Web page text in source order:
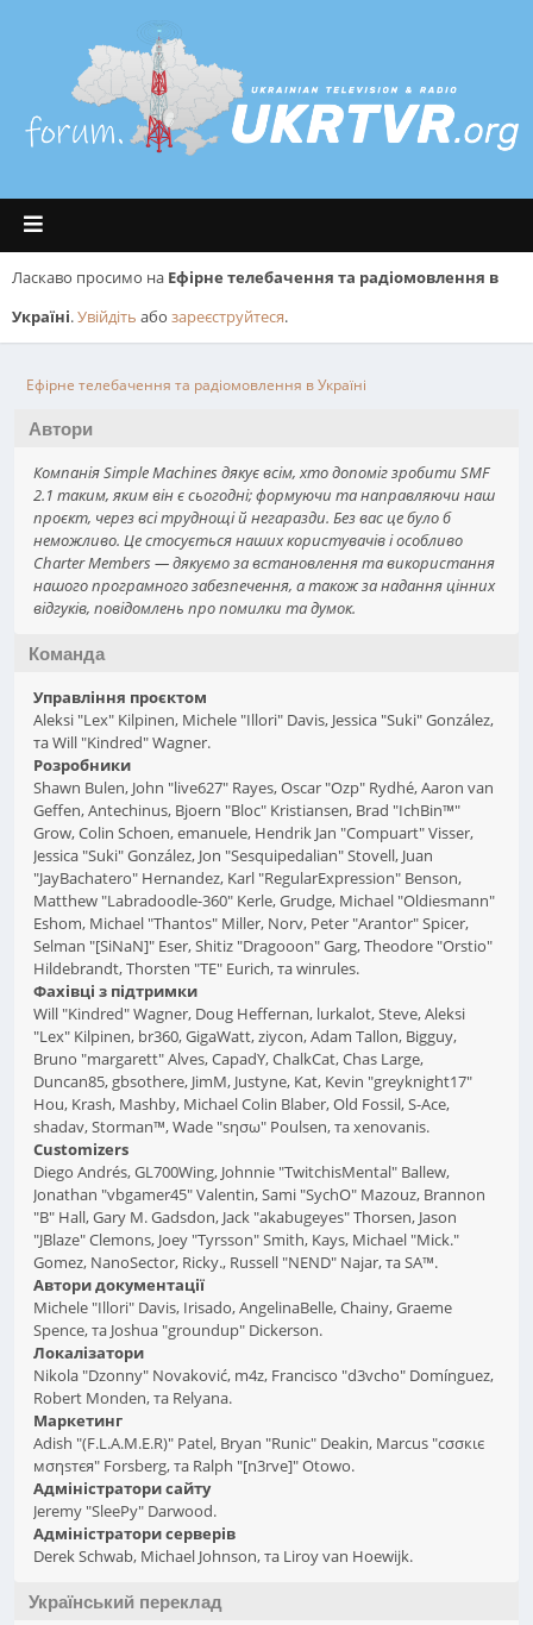
Ласкаво просимо на Ефірне телебачення та радіомовлення в
Україні.Увійдіть або зареєструйтеся.
Ефірне телебачення та радіомовлення в Україні
Автори
Компанія Simple Machines дякує всім, хто допоміг зробити SMF
2.1 таким, яким він є сьогодні; формуючи та направляючи наш
проєкт, через всі труднощі й негаразди. Без вас це було б
неможливо. Це стосується наших користувачів і особливо
Charter Members — дякуємо за встановлення та використання
нашого програмного забезпечення, а також за надання цінних
відгуків, повідомлень про помилки та думок.
Команда
Управління проєктом
Aleksi "Lex" Kilpinen, Michele "Illori" Davis, Jessica "Suki" González,
та Will "Kindred" Wagner.
Розробники
Shawn Bulen, John "live627" Rayes, Oscar "Ozp" Rydhé, Aaron van
Geffen, Antechinus, Bjoern "Bloc" Kristiansen, Brad "IchBin™"
Grow, Colin Schoen, emanuele, Hendrik Jan "Compuart" Visser,
Jessica "Suki" González, Jon "Sesquipedalian" Stovell, Juan
"JayBachatero" Hernandez, Karl "RegularExpression" Benson,
Matthew "Labradoodle-360" Kerle, Grudge, Michael "Oldiesmann"
Eshom, Michael "Thantos" Miller, Norv, Peter "Arantor" Spicer,
Selman "[SiNaN]" Eser, Shitiz "Dragooon" Garg, Theodore "Orstio"
Hildebrandt, Thorsten "TE" Eurich, та winrules.
Фахівці з підтримки
Will "Kindred" Wagner, Doug Heffernan, lurkalot, Steve, Aleksi
"Lex" Kilpinen, br360, GigaWatt, ziycon, Adam Tallon, Bigguy,
Bruno "margarett" Alves, CapadY, ChalkCat, Chas Large,
Duncan85, gbsothere, JimM, Justyne, Kat, Kevin "greyknight17"
Hou, Krash, Mashby, Michael Colin Blaber, Old Fossil, S-Ace,
shadav, Storman™, Wade "sησω" Poulsen, та xenovanis.
Customizers
Diego Andrés, GL700Wing, Johnnie "TwitchisMental" Ballew,
Jonathan "vbgamer45" Valentin, Sami "SychO" Mazouz, Brannon
"B" Hall, Gary M. Gadsdon, Jack "akabugeyes" Thorsen, Jason
"JBlaze" Clemons, Joey "Tyrsson" Smith, Kays, Michael "Mick."
Gomez, NanoSector, Ricky., Russell "NEND" Najar, та SA™.
Автори документації
Michele "Illori" Davis, Irisado, AngelinaBelle, Chainy, Graeme
Spence, та Joshua "groundup" Dickerson.
Локалізатори
Nikola "Dzonny" Novaković, m4z, Francisco "d3vcho" Domínguez,
Robert Monden, та Relyana.
Маркетинг
Adish "(F.L.A.M.E.R)" Patel, Bryan "Runic" Deakin, Marcus "cσσкιє
мσηѕтєя" Forsberg, та Ralph "[n3rve]" Otowo.
Адміністратори сайту
Jeremy "SleePy" Darwood.
Адміністратори серверів
Derek Schwab, Michael Johnson, та Liroy van Hoewijk.
Український переклад